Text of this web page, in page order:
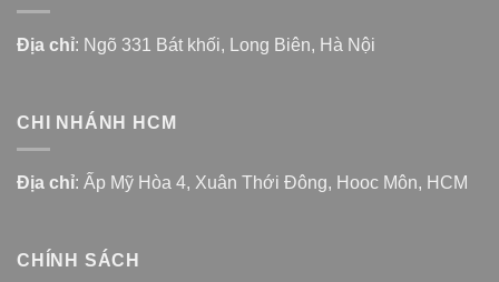
Địa chỉ: Ngõ 331 Bát khối, Long Biên, Hà Nội
CHI NHÁNH HCM
Địa chỉ: Ấp Mỹ Hòa 4, Xuân Thới Đông, Hooc Môn, HCM
CHÍNH SÁCH